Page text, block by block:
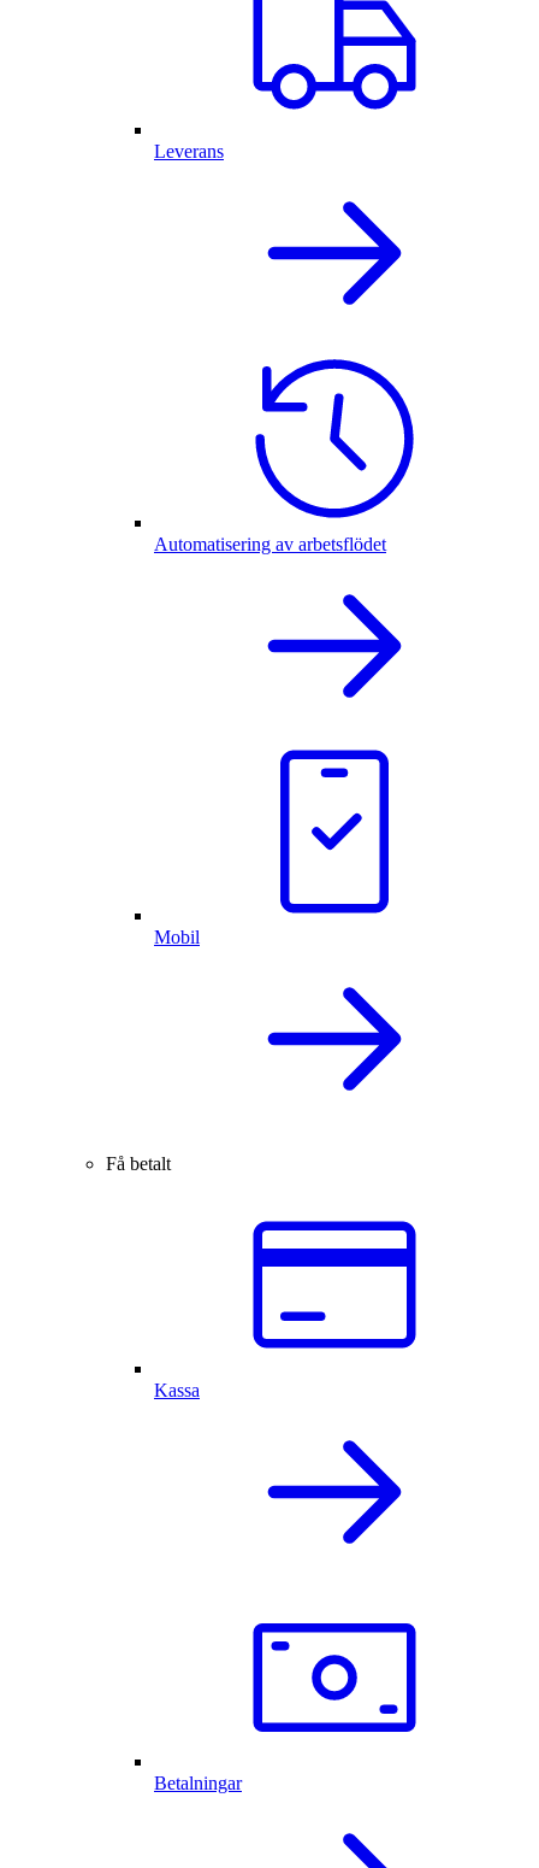
Leverans
Automatisering av arbetsflödet
Mobil
Få betalt
Kassa
Betalningar